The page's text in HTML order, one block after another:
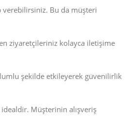
verebilirsiniz. Bu da müşteri
ziyaretçileriniz kolayca iletişime
şekilde etkileyerek güvenilirlik
Müşterinin alışveriş